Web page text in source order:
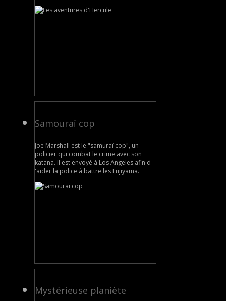
Samouraï cop
Joe Marshall est le "samuraï cop", un
policier qui combat le crime avec son
katana. Il est envoyé à Los Angeles afin d
'aider la police à battre les Fujiyama.
Mystérieuse planiète